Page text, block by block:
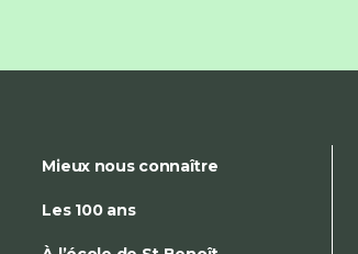
Mieux nous connaître
Les 100 ans